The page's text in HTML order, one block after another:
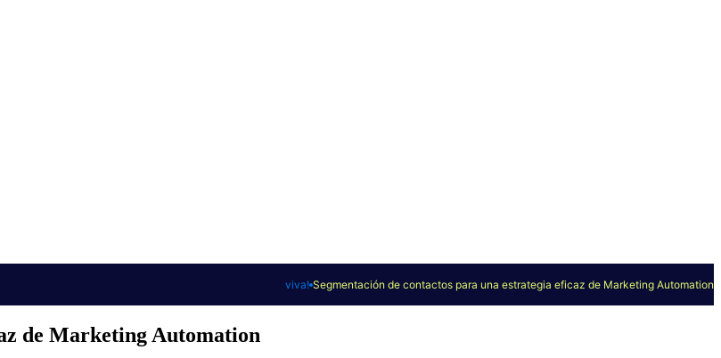
viva! Segmentación de contactos para una estrategia eficaz de Marketing Automation
de Marketing Automation